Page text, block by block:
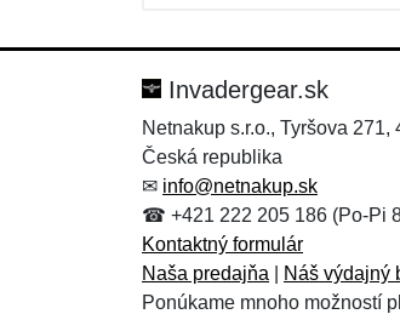
Správa*
Správa*
Invadergear.sk
Netnakup s.r.o., Tyršova 271,
Česká republika
✉ info@netnakup.sk
☎ +421 222 205 186 (Po-Pi
Kontaktný formulár
Naša predajňa
Náš výdajný
Ponúkame mnoho možností